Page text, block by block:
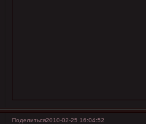
Поделиться2010-02-25 16:04:52